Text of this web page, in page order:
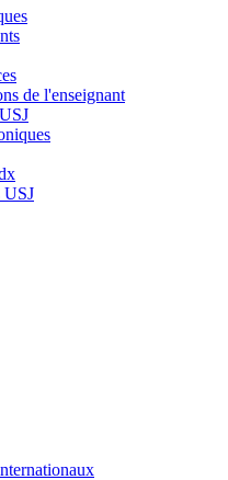
de l'enseignant
USJ